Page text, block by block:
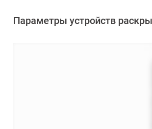
Калашников
Параметры устройств